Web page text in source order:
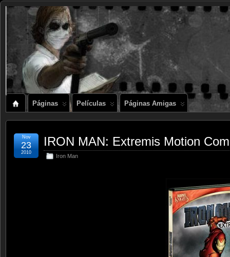
Páginas Películas Páginas Amigas
IRON MAN: Extremis Motion
Iron Man
Nov
23
2010